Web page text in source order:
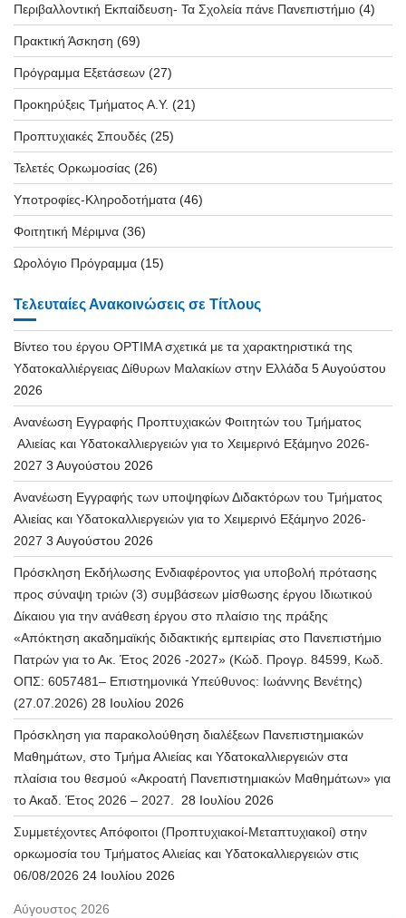
Περιβαλλοντική Εκπαίδευση- Τα Σχολεία πάνε Πανεπιστήμιο (4)
Πρακτική Άσκηση (69)
Πρόγραμμα Εξετάσεων (27)
Προκηρύξεις Τμήματος Α.Υ. (21)
Προπτυχιακές Σπουδές (25)
Τελετές Ορκωμοσίας (26)
Υποτροφίες-Κληροδοτήματα (46)
Φοιτητική Μέριμνα (36)
Ωρολόγιο Πρόγραμμα (15)
Τελευταίες Ανακοινώσεις σε Τίτλους
Βίντεο του έργου OPTIMA σχετικά με τα χαρακτηριστικά της
Υδατοκαλλιέργειας Δίθυρων Μαλακίων στην Ελλάδα 5 Αυγούστου
2026
Ανανέωση Εγγραφής Προπτυχιακών Φοιτητών του Τμήματος
Αλιείας και Υδατοκαλλιεργειών για το Χειμερινό Εξάμηνο 2026-
2027 3 Αυγούστου 2026
Ανανέωση Εγγραφής των υποψηφίων Διδακτόρων του Τμήματος
Αλιείας και Υδατοκαλλιεργειών για το Χειμερινό Εξάμηνο 2026-
2027 3 Αυγούστου 2026
Πρόσκληση Εκδήλωσης Ενδιαφέροντος για υποβολή πρότασης
προς σύναψη τριών (3) συμβάσεων μίσθωσης έργου Ιδιωτικού
Δίκαιου για την ανάθεση έργου στο πλαίσιο της πράξης
«Απόκτηση ακαδημαϊκής διδακτικής εμπειρίας στο Πανεπιστήμιο
Πατρών για το Ακ. Έτος 2026 -2027» (Κώδ. Προγρ. 84599, Κωδ.
ΟΠΣ: 6057481– Επιστημονικά Υπεύθυνος: Ιωάννης Βενέτης)
(27.07.2026) 28 Ιουλίου 2026
Πρόσκληση για παρακολούθηση διαλέξεων Πανεπιστημιακών
Μαθημάτων, στο Τμήμα Αλιείας και Υδατοκαλλιεργειών στα
πλαίσια του θεσμού «Ακροατή Πανεπιστημιακών Μαθημάτων» για
το Ακαδ. Έτος 2026 – 2027.
28 Ιουλίου 2026
Συμμετέχοντες Απόφοιτοι (Προπτυχιακοί-Μεταπτυχιακοί) στην
ορκωμοσία του Τμήματος Αλιείας και Υδατοκαλλιεργειών στις
06/08/2026 24 Ιουλίου 2026
Αύγουστος 2026